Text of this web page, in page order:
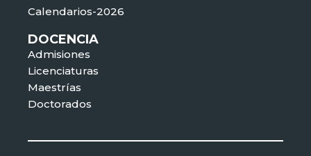
Calendarios-2026
DOCENCIA
Admisiones
Licenciaturas
Maestrías
Doctorados